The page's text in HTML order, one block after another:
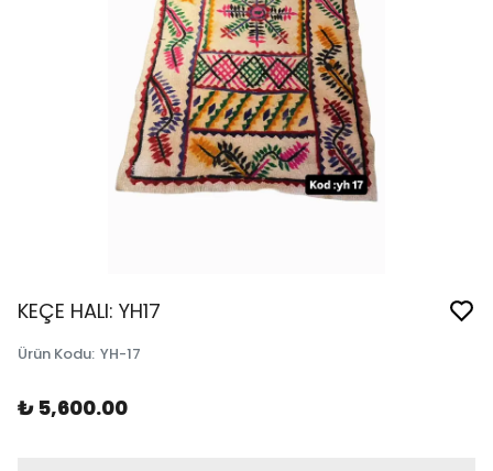
KEÇE HALI: YH17
Ürün Kodu: YH-17
₺ 5,600.00